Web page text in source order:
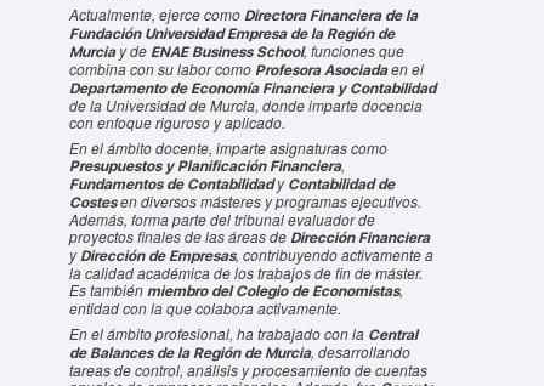
Actualmente, ejerce como Directora Financiera de la
Fundación Universidad Empresa de la Región de
Murciay de ENAE Business School, funciones que
combina con su labor como Profesora Asociadaen el
Departamento de Economía Financiera y Contabilidad
de la Universidad de Murcia, donde imparte docencia
con enfoque riguroso y aplicado.
En el ámbito docente, imparte asignaturas como
Presupuestos y Planificación Financiera,
Fundamentos de Contabilidady Contabilidad de
Costesen diversos másteres y programas ejecutivos.
Además, forma parte del tribunal evaluador de
proyectos finales de las áreas de Dirección Financiera
yDirección de Empresas, contribuyendo activamente a
la calidad académica de los trabajos de fin de máster.
Es también miembro del Colegio de Economistas,
entidad con la que colabora activamente.
En el ámbito profesional, ha trabajado con la Central
de Balances de la Región de Murcia, desarrollando
tareas de control, análisis y procesamiento de cuentas